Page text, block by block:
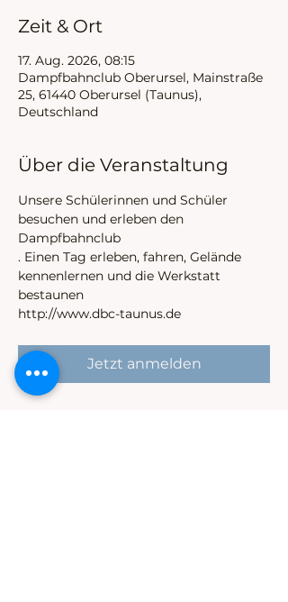
Zeit & Ort
17. Aug. 2026, 08:15
Dampfbahnclub Oberursel, Mainstraße
25, 61440 Oberursel (Taunus),
Deutschland
Über die Veranstaltung
Unsere Schülerinnen und Schüler
besuchen und erleben den
Dampfbahnclub
. Einen Tag erleben, fahren, Gelände
kennenlernen und die Werkstatt
bestaunen
http://www.dbc-taunus.de
Jetzt anmelden